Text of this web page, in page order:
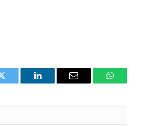
Twitter LinkedIn Email WhatsApp